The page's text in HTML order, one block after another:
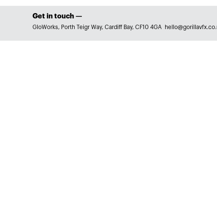
Get in touch —
GloWorks, Porth Teigr Way, Cardiff Bay, CF10 4GA